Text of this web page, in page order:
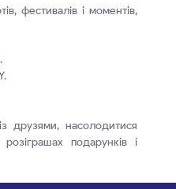
фестивалів і моментів,
друзями, насолодитися
подарунків і